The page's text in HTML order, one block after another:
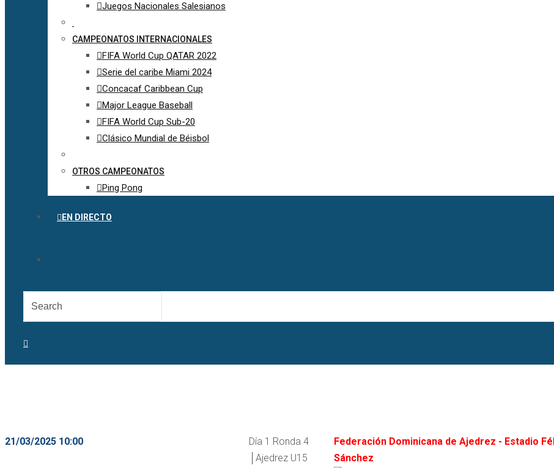
Juegos Nacionales Salesianos
CAMPEONATOS INTERNACIONALES
FIFA World Cup QATAR 2022
Serie del caribe Miami 2024
Concacaf Caribbean Cup
Major League Baseball
FIFA World Cup Sub-20
Clásico Mundial de Béisbol
OTROS CAMPEONATOS
Ping Pong
EN DIRECTO
21/03/2025 10:00
Día 1 Ronda 4
│Ajedrez U15
Federación Dominicana de Ajedrez - Estadio
Sánchez